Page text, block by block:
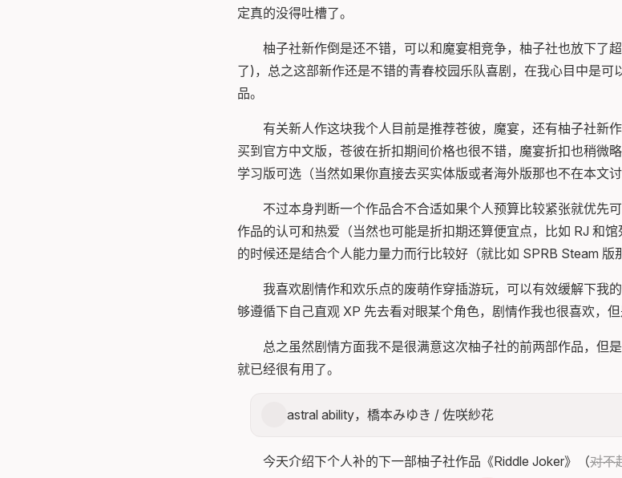
定真的没得吐槽了。
柚子社新作倒是还不错，可以和魔宴相竞争，柚子社也放下了
了)，总之这部新作还是不错的青春校园乐队喜剧，在我心目中是可
品。
有关新人作这块我个人目前是推荐苍彼，魔宴，还有柚子社新
买到官方中文版，苍彼在折扣期间价格也很不错，魔宴折扣也稍微
学习版可选（当然如果你直接去买实体版或者海外版那也不在本文讨
不过本身判断一个作品合不合适如果个人预算比较紧张就优先
作品的认可和热爱（当然也可能是折扣期还算便宜点，比如 RJ 和
的时候还是结合个人能力量力而行比较好（就比如 SPRB Steam 版
我喜欢剧情作和欢乐点的废萌作穿插游玩，可以有效缓解下我
够遵循下自己直观 XP 先去看对眼某个角色，剧情作我也很喜欢，但
总之虽然剧情方面我不是很满意这次柚子社的前两部作品，但
就已经很有用了。
astral ability，橋本みゆき / 佐咲紗花
今天介绍下个人补的下一部柚子社作品《Riddle Joker》（对不